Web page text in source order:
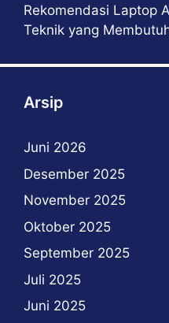
Rekomendasi Laptop
Teknik yang
Arsip
Juni 2026
Desember 2025
November 2025
Oktober 2025
September 2025
Juli 2025
Juni 2025